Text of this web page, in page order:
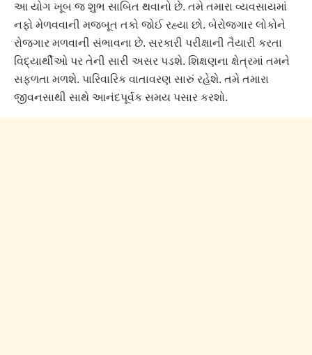
આ યોગ ખૂબ જ શુભ સાબિત થવાનો છે. તમે તમારા વ્યવસાયમાં
નફો મેળવવાની મજબૂત તકો જોઈ રહ્યા છો. બેરોજગાર લોકોને
રોજગાર મળવાની સંભાવના છે. સરકારી પરીક્ષાની તૈયારી કરતા
વિદ્યાર્થીઓ પર તેની સારી અસર પડશે. શિક્ષણના ક્ષેત્રમાં તમને
સફળતા મળશે. પારિવારિક વાતાવરણ સારું રહેશે. તમે તમારા
જીવનસાથી સાથે આનંદપૂર્વક સમય પસાર કરશો.